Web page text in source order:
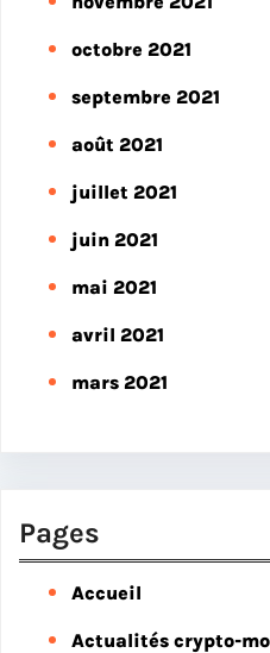
octobre 2021
septembre 2021
août 2021
juillet 2021
juin 2021
mai 2021
avril 2021
mars 2021
Pages
Accueil
Actualités crypto-